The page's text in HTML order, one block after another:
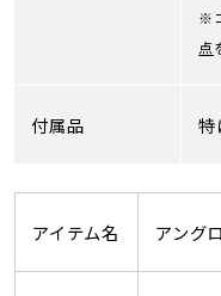
※
点
付属品 特
アイテム名 アング